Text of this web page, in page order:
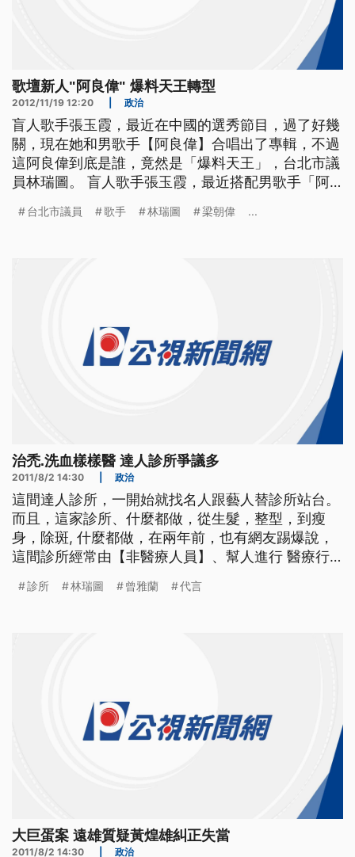
歌壇新人"阿良偉" 爆料天王轉型
2012/11/19 12:20 政治
盲人歌手張玉霞，最近在中國的選秀節目，過了好幾
關，現在她和男歌手【阿良偉】合唱出了專輯，不過
這阿良偉到底是誰，竟然是「爆料天王」，台北市議
員林瑞圖。 盲人歌手張玉霞，最近搭配男歌手「阿
喉引起不少人關注，到底這位神秘男歌手「阿良偉」
台北市議員 歌手 林瑞圖 梁朝偉 ...
治禿.洗血樣樣醫 達人診所爭議多
2011/8/2 14:30 政治
這間達人診所，一開始就找名人跟藝人替診所站台。
而且，這家診所、什麼都做，從生髮，整型，到瘦
身，除斑, 什麼都做，在兩年前，也有網友踢爆說，
這間診所經常由【非醫療人員】、幫人進行 醫療行
成轟動， 替他做血液透析的， 就是達人診所， 當時
診所 林瑞圖 曾雅蘭 代言
大巨蛋案 遠雄質疑黃煌雄糾正失當
2011/8/2 14:30 政治